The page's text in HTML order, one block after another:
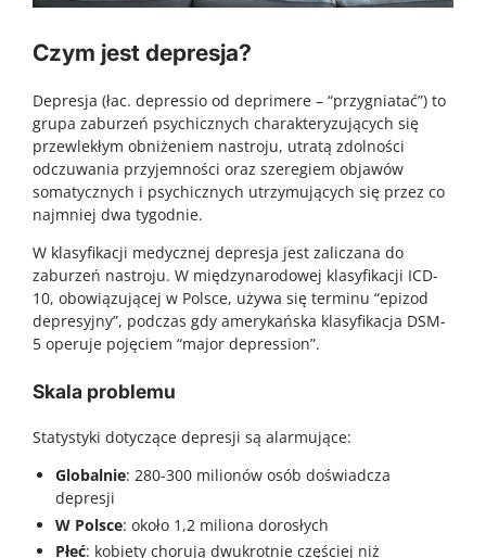
Czym jest depresja?
Depresja (łac. depressio od deprimere – “przygniatać”) to
grupa zaburzeń psychicznych charakteryzujących się
przewlekłym obniżeniem nastroju, utratą zdolności
odczuwania przyjemności oraz szeregiem objawów
somatycznych i psychicznych utrzymujących się przez co
najmniej dwa tygodnie.
W klasyfikacji medycznej depresja jest zaliczana do
zaburzeń nastroju. W międzynarodowej klasyfikacji ICD-
10, obowiązującej w Polsce, używa się terminu “epizod
depresyjny”, podczas gdy amerykańska klasyfikacja DSM-
5 operuje pojęciem “major depression”.
Skala problemu
Statystyki dotyczące depresji są alarmujące:
Globalnie: 280-300 milionów osób doświadcza
depresji
W Polsce: około 1,2 miliona dorosłych
Płeć: kobiety chorują dwukrotnie częściej niż